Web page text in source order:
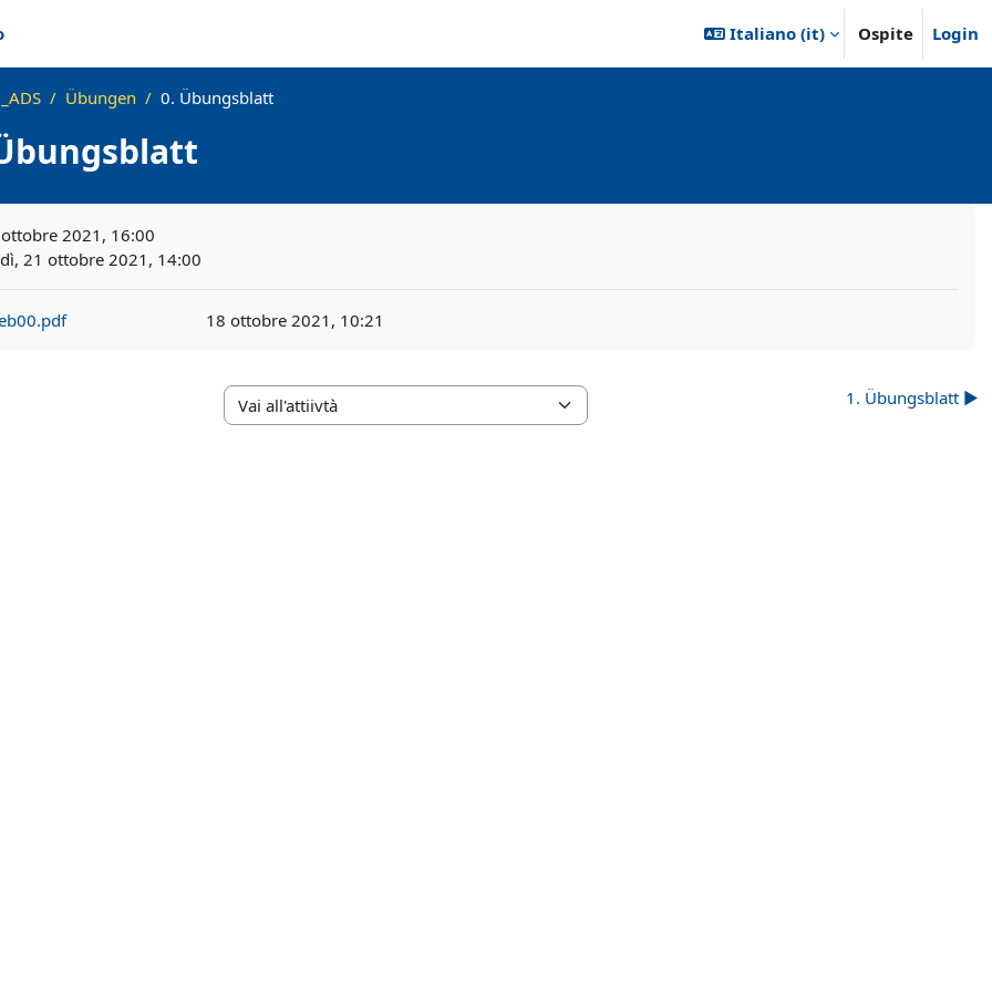
Italiano ‎(it)‎ Ospite Login
Übungen 0. Übungsblatt
2021, 16:00
21 ottobre 2021, 14:00
18 ottobre 2021, 10:21
Vai all'attiivtà
1. Übungsblatt ▶︎